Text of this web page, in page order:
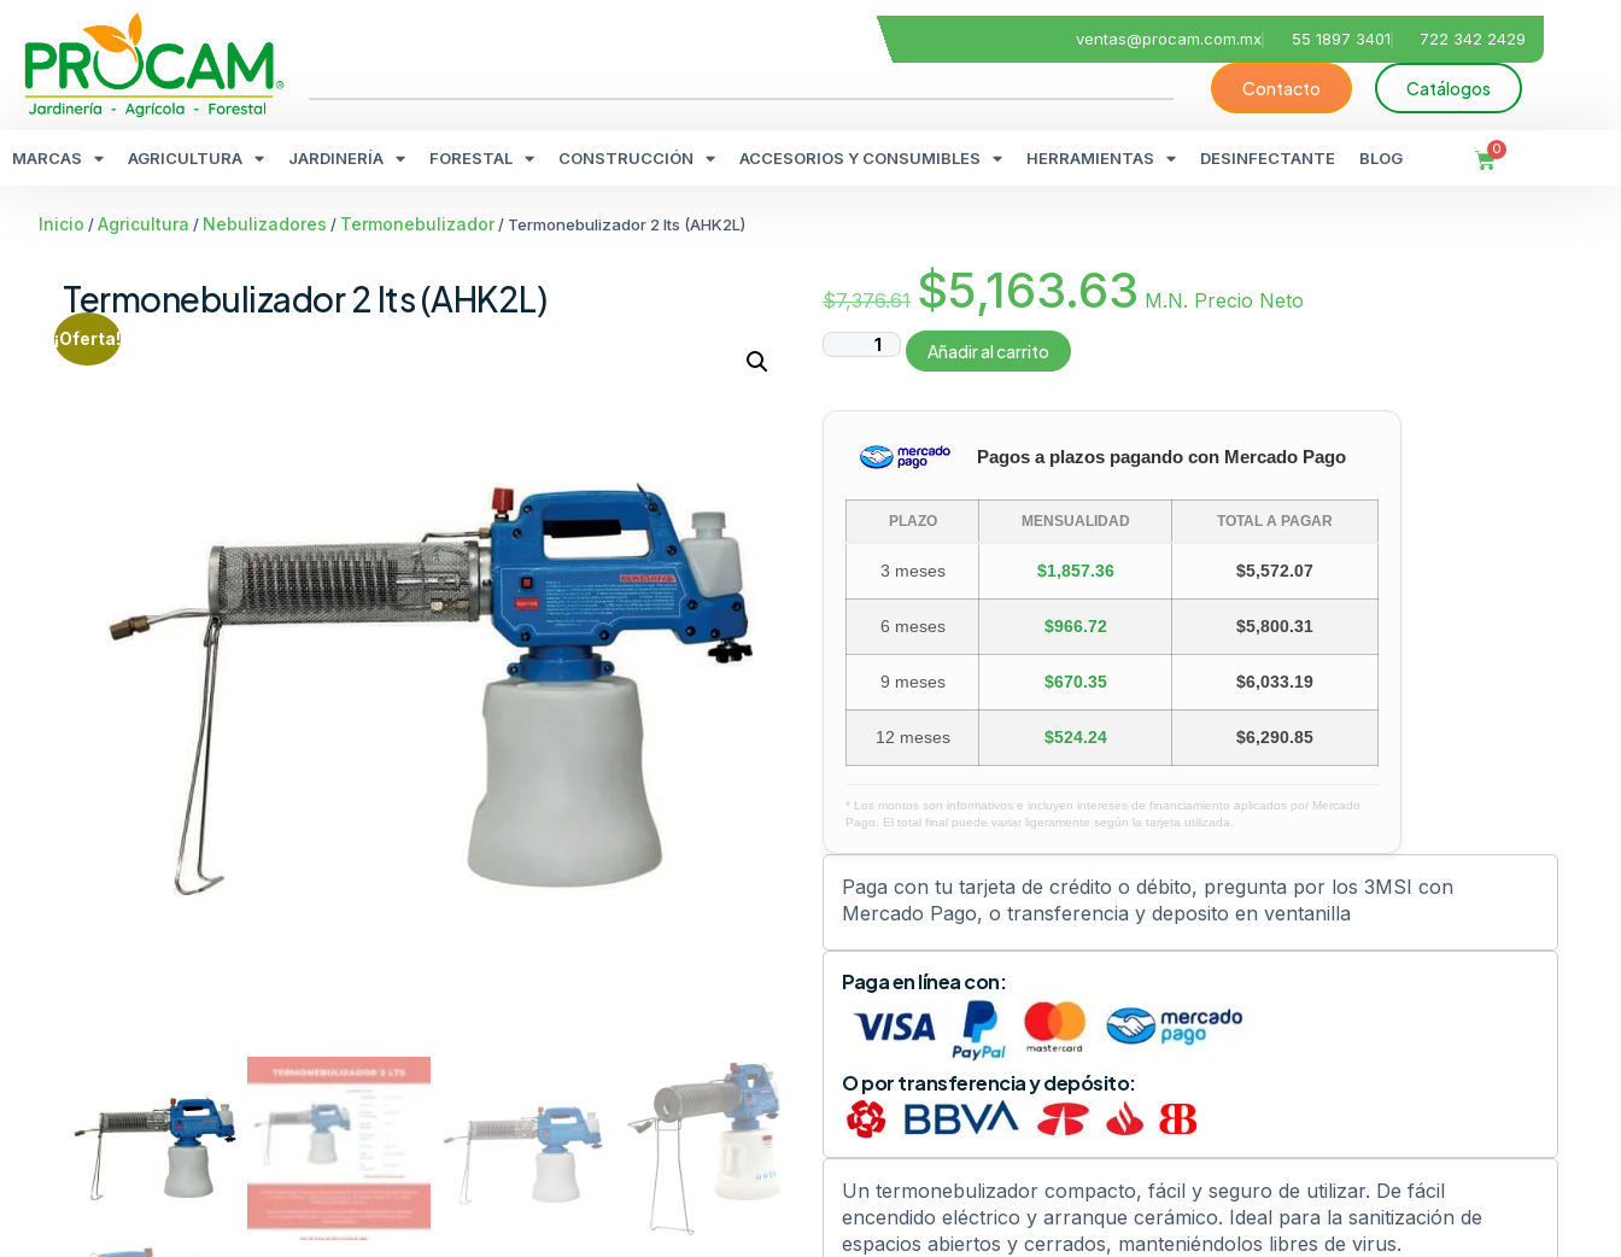
ventas@procam.com.mx 55 1897 3401 722 342 2429
Contacto Catálogos
MARCAS AGRICULTURA JARDINERÍA FORESTAL CONSTRUCCIÓN ACCESORIOS Y CONSUMIBLES HERRAMIENTAS DESINFECTANTE BLOG 0
Inicio /Agricultura / Nebulizadores / Termonebulizador/ Termonebulizador 2 lts (AHK2L)
Termonebulizador 2 lts (AHK2L)
¡Oferta!
$7,376.61 $5,163.63 M.N. Precio Neto
Añadir al carrito
Pagos a plazos pagando con Mercado Pago
PLAZO MENSUALIDAD TOTAL A PAGAR
3 meses $1,857.36 $5,572.07
6 meses $966.72 $5,800.31
9 meses $670.35 $6,033.19
12 meses $524.24 $6,290.85
* Los montos son informativos e incluyen intereses de financiamiento aplicados por Mercado
Pago. El total final puede variar ligeramente según la tarjeta utilizada.
Paga con tu tarjeta de crédito o débito, pregunta por los 3MSI con
Mercado Pago, o transferencia y deposito en ventanilla
Paga en línea con:
O por transferencia y depósito:
Un termonebulizador compacto, fácil y seguro de utilizar. De fácil
encendido eléctrico y arranque cerámico. Ideal para la sanitización de
espacios abiertos y cerrados, manteniéndolos libres de virus.